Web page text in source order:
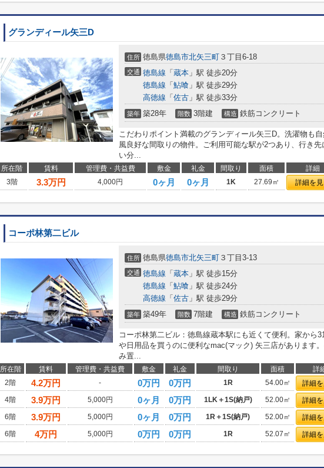
グランディール矢三D
住所 徳島県徳島市北矢三町 ３丁目6-18
交通 徳島線 「 蔵本 」駅 徒歩20分
徳島線 「 鮎喰 」駅 徒歩29分
高徳線 「 佐古 」駅 徒歩33分
築年 築28年 階数 3階建 構造 鉄筋コンクリート
こだわりポイント満載のグランディール矢三D。洗濯物も
風良好な間取りの物件。ご利用可能な駅が2つあり、行き
い分...
所在階 賃料 管理費・共益費 敷金 礼金 間取り 面積 詳細
3階
3.3万円 4,000円 0ヶ月 0ヶ月 1K 27.69㎡ 詳細を
コーポ林第二ビル
住所 徳島県徳島市北矢三町 ３丁目3-13
交通 徳島線 「 蔵本 」駅 徒歩15分
徳島線 「 鮎喰 」駅 徒歩24分
高徳線 「 佐古 」駅 徒歩29分
築年 築49年 階数 7階建 構造 鉄筋コンクリート
コーポ林第二ビル：徳島線蔵本駅にも近くて便利。家から
や日用品を買うのに便利なmac(マック) 矢三店があります
み置...
所在階 賃料 管理費・共益費 敷金 礼金 間取り 面積 詳
2階
4.2万円 - 0万円 0万円 1R 54.00㎡ 詳細
4階
3.9万円 5,000円 0ヶ月 0万円 1LK＋1S(納戸) 52.00㎡ 詳細
6階
3.9万円 5,000円 0ヶ月 0万円 1R＋1S(納戸) 52.00㎡ 詳細
6階
4万円 5,000円 0万円 0万円 1R 52.07㎡ 詳細